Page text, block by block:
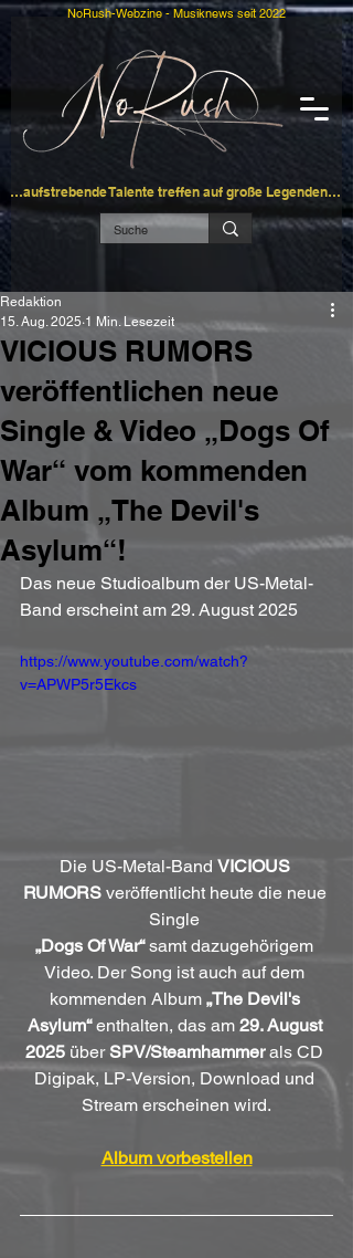
…aufstrebende Talente treffen auf große Legenden…
NoRush-Webzine - Musiknews seit 2022
VICIOUS RUMORS
veröffentlichen neue
Single & Video „Dogs Of
War“ vom kommenden
Album „The Devil's
Asylum“!
Redaktion
15. Aug. 2025 1 Min. Lesezeit
Das neue Studioalbum der US-Metal-
Band erscheint am 29. August 2025
https://www.youtube.com/watch?
v=APWP5r5Ekcs
Die US-Metal-Band VICIOUS
RUMORS veröffentlicht heute die neue
Single
„Dogs Of War“ samt dazugehörigem
Video. Der Song ist auch auf dem
kommenden Album „The Devil's
Asylum“ enthalten, das am 29. August
2025 über SPV/Steamhammer als CD
Digipak, LP-Version, Download und
Stream erscheinen wird.
Album vorbestellen